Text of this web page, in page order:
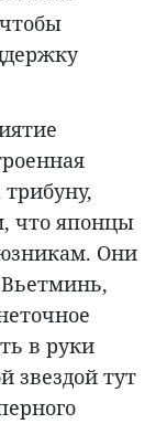
что японцы
Они
в руки
звездой тут